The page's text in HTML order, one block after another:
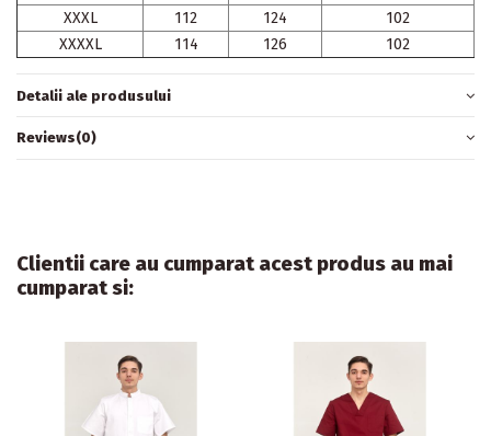
XXXL
112 124
102
XXXXL
114 126 102
Detalii ale produsului
Reviews(0)
Clientii care au cumparat acest produs au mai
cumparat si: